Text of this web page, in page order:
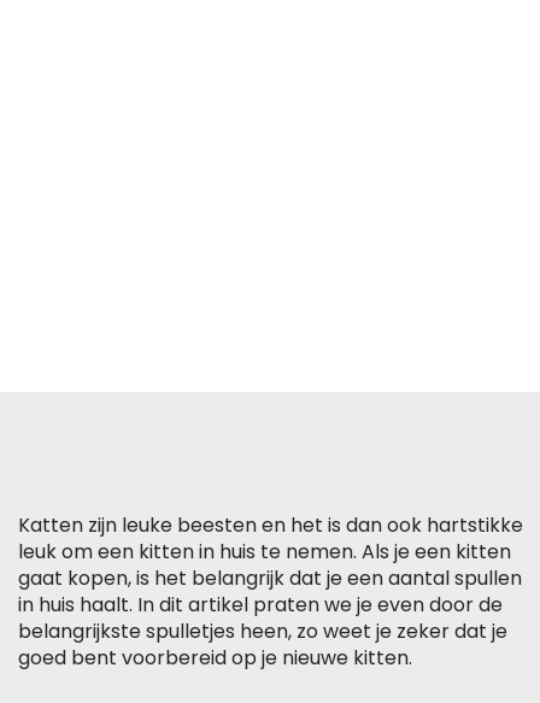
Katten zijn leuke beesten en het is dan ook hartstikke
leuk om een kitten in huis te nemen. Als je een kitten
gaat kopen, is het belangrijk dat je een aantal spullen
in huis haalt. In dit artikel praten we je even door de
belangrijkste spulletjes heen, zo weet je zeker dat je
goed bent voorbereid op je nieuwe kitten.